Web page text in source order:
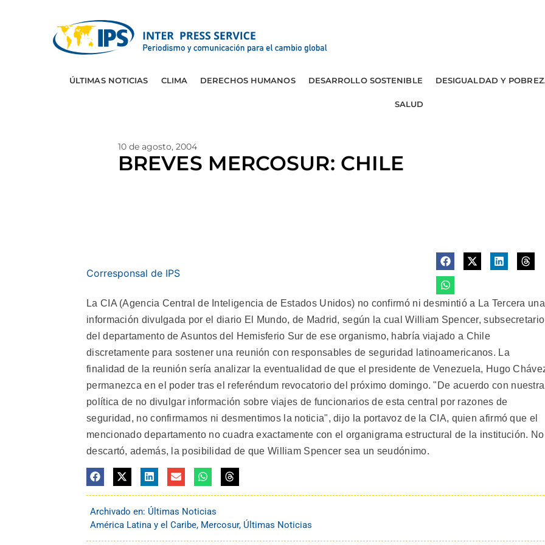
ÚLTIMAS NOTICIAS CLIMA DERECHOS HUMANOS DESARROLLO SOSTENIBLE DESIGUALDAD Y
SALUD
10 de agosto, 2004
BREVES MERCOSUR: CHILE
Corresponsal de IPS
La CIA (Agencia Central de Inteligencia de Estados Unidos) no confirmó ni desmintió a La Tercera una
información divulgada por el diario El Mundo, de Madrid, según la cual William Spencer, subsecretario
del departamento de Asuntos del Hemisferio Sur de ese organismo, habría viajado a Chile
discretamente para sostener una reunión con responsables de seguridad latinoamericanos. La
finalidad de la reunión sería analizar la eventualidad de que el presidente de Venezuela, Hugo
permanezca en el poder tras el referéndum revocatorio del próximo domingo. "De acuerdo con nuestra
política de no divulgar información sobre viajes de funcionarios de esta central por razones de
seguridad, no confirmamos ni desmentimos la noticia", dijo la portavoz de la CIA, quien afirmó que el
mencionado departamento no cuadra exactamente con el organigrama estructural de la institución. No
descartó, además, la posibilidad de que William Spencer sea un seudónimo.
Archivado en: Últimas Noticias
América Latina y el Caribe, Mercosur, Últimas Noticias